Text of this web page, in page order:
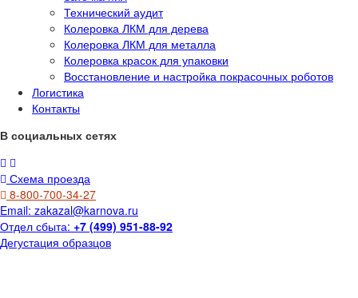
Технический аудит
Колеровка ЛКМ для дерева
Колеровка ЛКМ для металла
Колеровка красок для упаковки
Восстановление и настройка покрасочных роботов
Логистика
Контакты
В социальных сетях
Схема проезда
8-800-700-34-27
Email: zakazal@karnova.ru
Отдел сбыта: +7 (499) 951-88-92
Дегустация образцов